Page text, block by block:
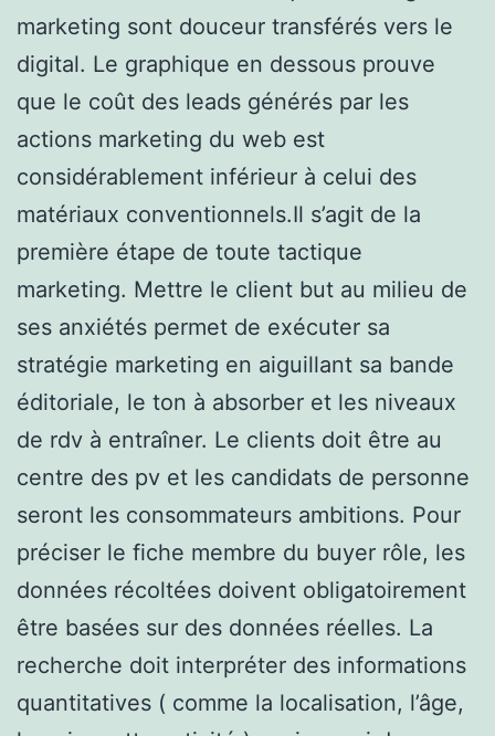
marketing sont douceur transférés vers le
digital. Le graphique en dessous prouve
que le coût des leads générés par les
actions marketing du web est
considérablement inférieur à celui des
matériaux conventionnels.Il s’agit de la
première étape de toute tactique
marketing. Mettre le client but au milieu de
ses anxiétés permet de exécuter sa
stratégie marketing en aiguillant sa bande
éditoriale, le ton à absorber et les niveaux
de rdv à entraîner. Le clients doit être au
centre des pv et les candidats de personne
seront les consommateurs ambitions. Pour
préciser le fiche membre du buyer rôle, les
données récoltées doivent obligatoirement
être basées sur des données réelles. La
recherche doit interpréter des informations
quantitatives ( comme la localisation, l’âge,